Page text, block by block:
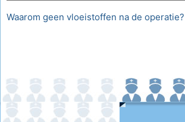
Waarom geen vloeistoffen na de operatie?